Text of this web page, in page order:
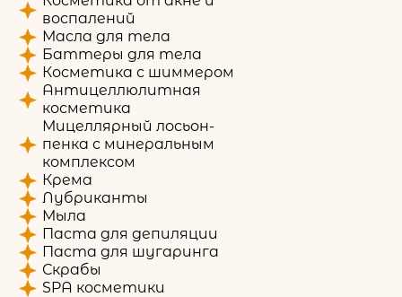
воспалений
Масла для тела
Баттеры для тела
Косметика с шиммером
Антицеллюлитная
косметика
Мицеллярный лосьон-
пенка с минеральным
комплексом
Крема
Лубриканты
Мыла
Паста для депиляции
Паста для шугаринга
Скрабы
SPA косметики